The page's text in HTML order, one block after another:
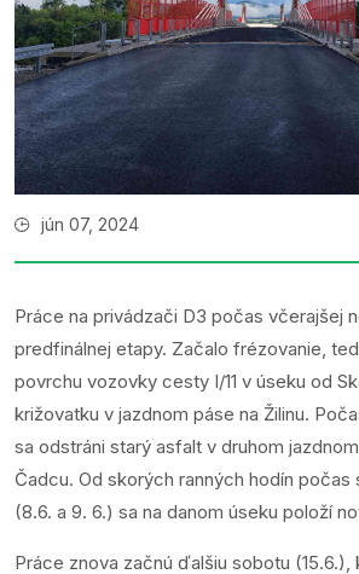
jún 07, 2024
Práce na privádzači D3 počas včerajšej
predfinálnej etapy. Začalo frézovanie,
povrchu vozovky cesty I/11 v úseku od
križovatku v jazdnom páse na Žilinu.
sa odstráni starý asfalt v druhom
Čadcu. Od skorých ranných hodín počas
(8.6. a 9. 6.) sa na danom úseku položí
Práce znova začnú ďalšiu sobotu